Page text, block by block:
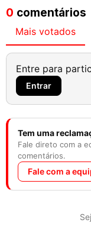
0 comentários
Mais votados
Entre para
Entrar
Tem uma
Fale direto com a
comentários.
Fale com a